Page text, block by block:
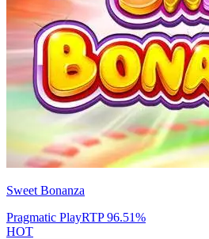
Sweet Bonanza
Pragmatic PlayRTP96.51%
HOT